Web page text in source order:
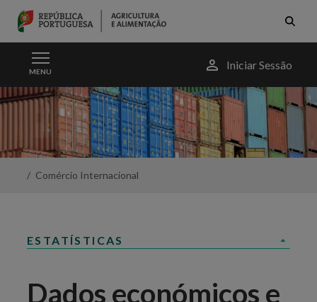
Skip to Main Content
MENU
Menu
utilizador
Iniciar Sessão
Dados
económicos
comércio
Comércio Internacional
ESTATÍSTICAS
Dados económicos e